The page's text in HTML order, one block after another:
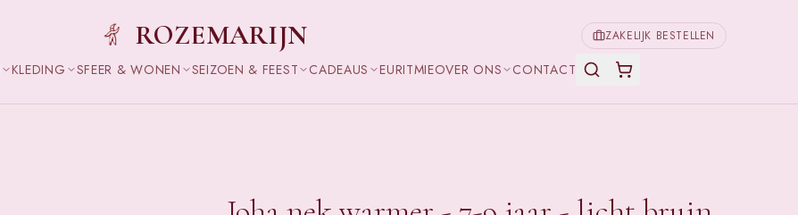
ROZEMARIJN ZAKELIJK BESTELLEN
KLEDING SFEER & WONEN SEIZOEN & FEEST CADEAUS EURITMIEOVER ONS CONTACT